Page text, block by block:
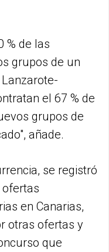
% de las
grupos de un
el 67 % de
grupos de
añade.
se registró
en Canarias,
otras ofertas y
que